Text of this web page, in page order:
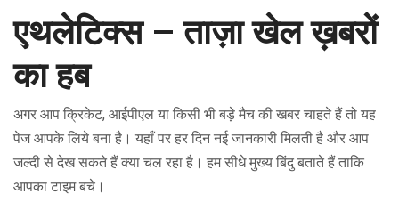
एथलेटिक्स – ताज़ा खेल ख़बरों
का हब
अगर आप क्रिकेट, आईपीएल या किसी भी बड़े मैच की खबर चाहते हैं तो यह
पेज आपके लिये बना है। यहाँ पर हर दिन नई जानकारी मिलती है और आप
जल्दी से देख सकते हैं क्या चल रहा है। हम सीधे मुख्य बिंदु बताते हैं ताकि
आपका टाइम बचे।